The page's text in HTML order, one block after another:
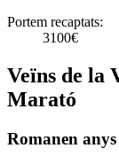
Portem recaptats:
3100€
Veïns de la
Marató
Romanen